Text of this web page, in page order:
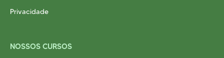
Privacidade
NOSSOS CURSOS